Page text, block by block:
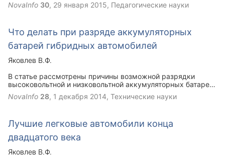
NovaInfo 30, 29 января 2015, Педагогические науки
Что делать при разряде аккумуляторных
батарей гибридных автомобилей
Яковлев В.Ф.
В статье рассмотрены причины возможной разрядки
высоковольтной и низковольтной аккумуляторных батарей
на гибридном автомобиле, а также варианты решения
проблемы.
NovaInfo 28, 1 декабря 2014, Технические науки
Лучшие легковые автомобили конца
двадцатого века
Яковлев В.Ф.